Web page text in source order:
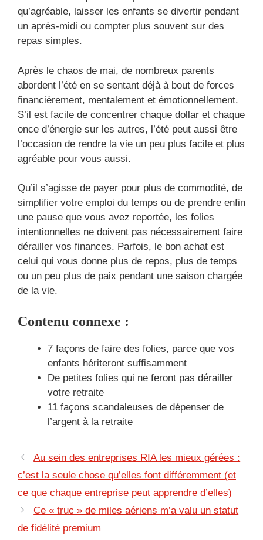
qu’agréable, laisser les enfants se divertir pendant
un après-midi ou compter plus souvent sur des
repas simples.
Après le chaos de mai, de nombreux parents
abordent l’été en se sentant déjà à bout de forces
financièrement, mentalement et émotionnellement.
S’il est facile de concentrer chaque dollar et chaque
once d’énergie sur les autres, l’été peut aussi être
l’occasion de rendre la vie un peu plus facile et plus
agréable pour vous aussi.
Qu’il s’agisse de payer pour plus de commodité, de
simplifier votre emploi du temps ou de prendre enfin
une pause que vous avez reportée, les folies
intentionnelles ne doivent pas nécessairement faire
dérailler vos finances. Parfois, le bon achat est
celui qui vous donne plus de repos, plus de temps
ou un peu plus de paix pendant une saison chargée
de la vie.
Contenu connexe :
7 façons de faire des folies, parce que vos
enfants hériteront suffisamment
De petites folies qui ne feront pas dérailler
votre retraite
11 façons scandaleuses de dépenser de
l’argent à la retraite
Au sein des entreprises RIA les mieux gérées :
c’est la seule chose qu’elles font différemment (et
ce que chaque entreprise peut apprendre d’elles)
Ce « truc » de miles aériens m’a valu un statut
de fidélité premium